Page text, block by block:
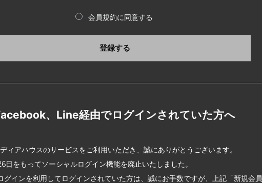
会員規約に同意する
登録する
、Line経由でログインされていた方へ
ィアハウスのサービスをご利用いただき、誠にありがとうございます。
日をもってソーシャルログイン機能を廃止いたしました。
グインを利用してログインされていた方は、誠にお手数ですが、上記「新規会員